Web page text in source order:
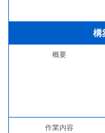
構
概要
作業内容